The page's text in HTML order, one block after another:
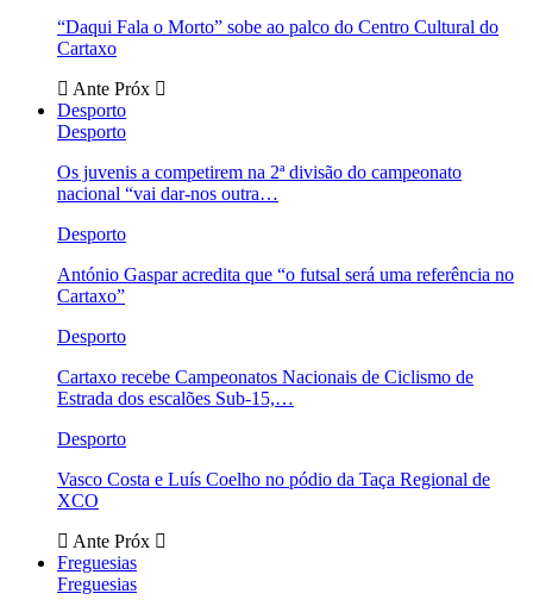
“Daqui Fala o Morto” sobe ao palco do Centro Cultural do
Cartaxo
Ante Próx
Desporto
Desporto
Os juvenis a competirem na 2ª divisão do campeonato
nacional “vai dar-nos outra…
Desporto
António Gaspar acredita que “o futsal será uma referência no
Cartaxo”
Desporto
Cartaxo recebe Campeonatos Nacionais de Ciclismo de
Estrada dos escalões Sub-15,…
Desporto
Vasco Costa e Luís Coelho no pódio da Taça Regional de
XCO
Ante Próx
Freguesias
Freguesias